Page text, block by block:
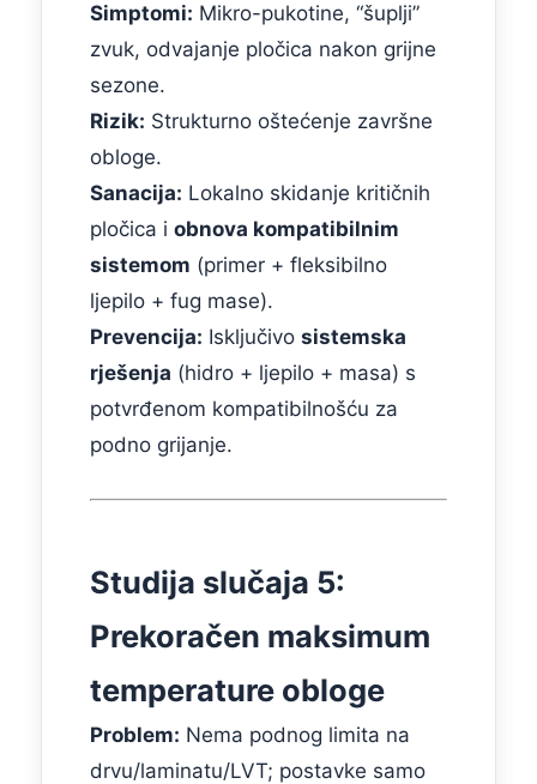
Simptomi: Mikro-pukotine, “šuplji”
zvuk, odvajanje pločica nakon grijne
sezone.
Rizik: Strukturno oštećenje završne
obloge.
Sanacija: Lokalno skidanje kritičnih
pločica i obnova kompatibilnim
sistemom (primer + fleksibilno
ljepilo + fug mase).
Prevencija: Isključivo sistemska
rješenja (hidro + ljepilo + masa) s
potvrđenom kompatibilnošću za
podno grijanje.
Studija slučaja 5:
Prekoračen maksimum
temperature obloge
Problem: Nema podnog limita na
drvu/laminatu/LVT; postavke samo